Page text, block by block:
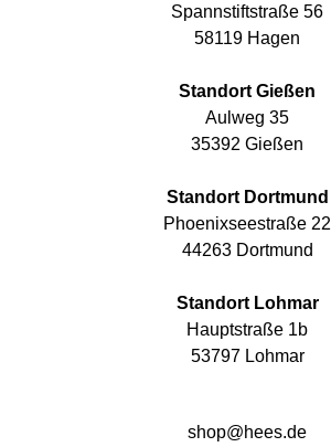
Spannstiftstraße 56
58119 Hagen
Standort Gießen
Aulweg 35
35392 Gießen
Standort Dortmund
Phoenixseestraße 22
44263 Dortmund
Standort Lohmar
Hauptstraße 1b
53797 Lohmar
shop@hees.de